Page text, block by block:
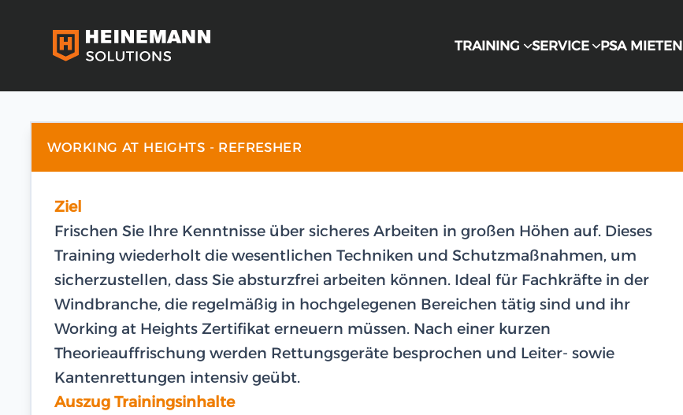
TRAINING
SERVICE PSA MIETEN
WORKING AT HEIGHTS - REFRESHER
Ziel
Frischen Sie Ihre Kenntnisse über sicheres Arbeiten in großen Höhen auf. Dieses
Training wiederholt die wesentlichen Techniken und Schutzmaßnahmen, um
sicherzustellen, dass Sie absturzfrei arbeiten können. Ideal für Fachkräfte in der
Windbranche, die regelmäßig in hochgelegenen Bereichen tätig sind und ihr
Working at Heights Zertifikat erneuern müssen. Nach einer kurzen
Theorieauffrischung werden Rettungsgeräte besprochen und Leiter- sowie
Kantenrettungen intensiv geübt.
Auszug Trainingsinhalte